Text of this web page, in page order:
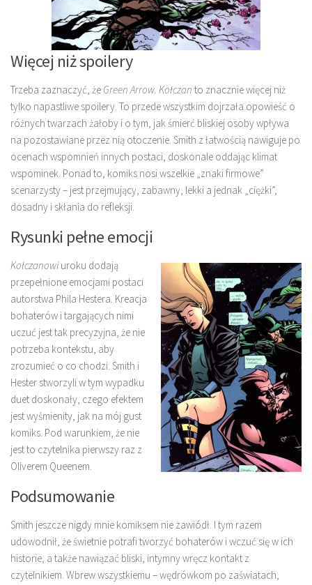
Więcej niż spoilery
Trzeba zaznaczyć, że Green Arrow. Kołczan to znacznie więcej niż
tylko napastliwe spoilery. To przede wszystkim dojrzała opowieść o
różnych twarzach żałoby i o tym, jak śmierć bliskiej osoby wpływa
na pozostawiane przez nią otoczenie. Smith z łatwością nawiguje po
ocenach wspomnień innych postaci, doskonale oddając klimat
wspominek. Ponad to, komiks nosi wszelkie „znaki firmowe”
scenarzysty – jest przejmujący, zabawny, lekki a jednak „ciężki”,
dosadny i skłania do refleksji.
Rysunki pełne emocji
Kołczanowiuroku dodają
przepełnione emocjami postaci
autorstwa Phila Hestera. Kreacja
bohaterów i targających nimi
uczuć jest tak precyzyjna, że nie
potrzeba kontekstu, aby
zrozumieć o co chodzi. Smith i
Hester stworzyli w tym wypadku
duet doskonały, czego efektem
jest wyśmienity, jak na mój gust
komiks. Pod warunkiem, że nie
jest to czytelnika pierwszy raz z
Oliverem Queenem.
Podsumowanie
Smith jeszcze nigdy mnie komiksem nie zawiódł. I tym razem
udowodnił, że świetnie potrafi tworzyć bohaterów i wczuć się w ich
historie, a także nawiązać bliski, intymny wręcz kontakt z
czytelnikiem. Wbrew wszystkiemu – wędrówkom po zaświatach,